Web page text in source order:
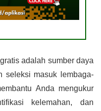
Anda.
adalah sumber daya
seleksi masuk lembaga-
Anda mengukur
kelemahan, dan